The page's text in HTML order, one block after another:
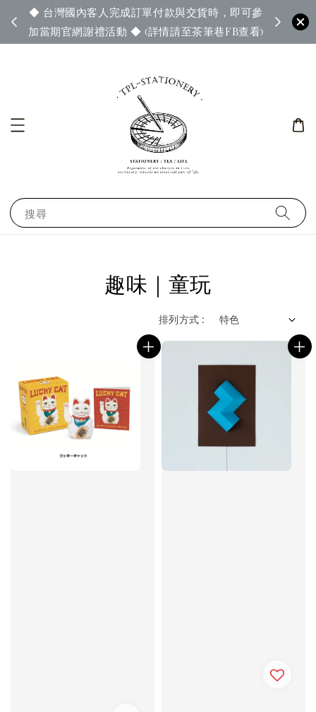
◆ 台灣國內客人完成訂單付款與交貨時，即可參
加當期官網謝禮活動 ◆ (詳情請至茶筆巷FB查看)
◆ 官
搜尋
趣味｜童玩
排列方式 :